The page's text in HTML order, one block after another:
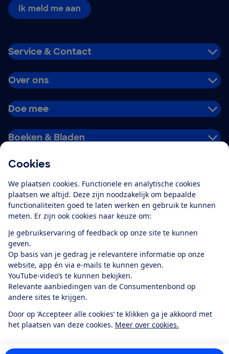
Cookies
We plaatsen cookies. Functionele en analytische cookies
plaatsen we altijd. Deze zijn noodzakelijk om bepaalde
functionaliteiten goed te laten werken en gebruik te kunnen
meten. Er zijn ook cookies naar keuze om:
Je gebruikservaring of feedback op onze site te kunnen
geven.
Op basis van je gedrag je relevantere informatie op onze
website, app én via e-mails te kunnen geven.
YouTube-video’s te kunnen bekijken.
Relevante aanbiedingen van de Consumentenbond op
andere sites te krijgen.
Door op ‘Accepteer alle cookies’ te klikken ga je akkoord met
het plaatsen van deze cookies. Meer over cookies.
Ik meld me aan
Service & Contact
Over ons
Doe mee
Boeken & Bladen
Alles over de
app
Algemene Voorwaarden
Privacyverklaring
Cookiebeleid
Privacyvoorkeuren
Toegankelijkheid
RSS-feed nieuws
Facebook
TwitterInstagram
YoutubeLinkedIn
12.901consumentenbeoordelen de Consumentenbondmet gemiddeld